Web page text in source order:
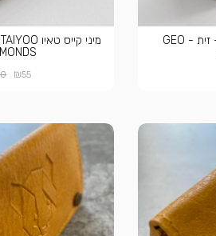
מיני קייס טאיו TAIYOO - זית - GEO
₪55